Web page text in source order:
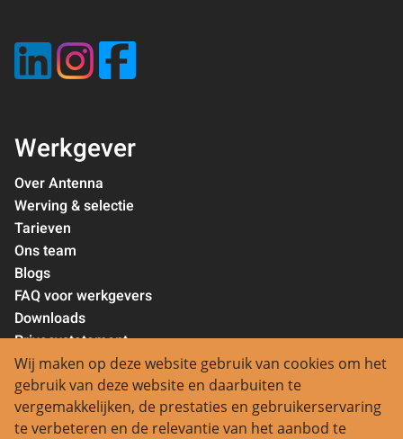
Werkgever
Over Antenna
Werving & selectie
Tarieven
Ons team
Blogs
FAQ voor werkgevers
Downloads
Privacystatement
Contact
Regio Aalsmeer:
Wij maken op deze website gebruik van cookies om het
gebruik van deze website en daarbuiten te
vergemakkelijken, de prestaties en gebruikerservaring
te verbeteren en de relevantie van het aanbod te